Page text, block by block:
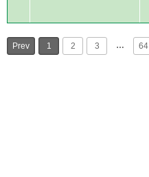
Prev 1 2 3 … 64